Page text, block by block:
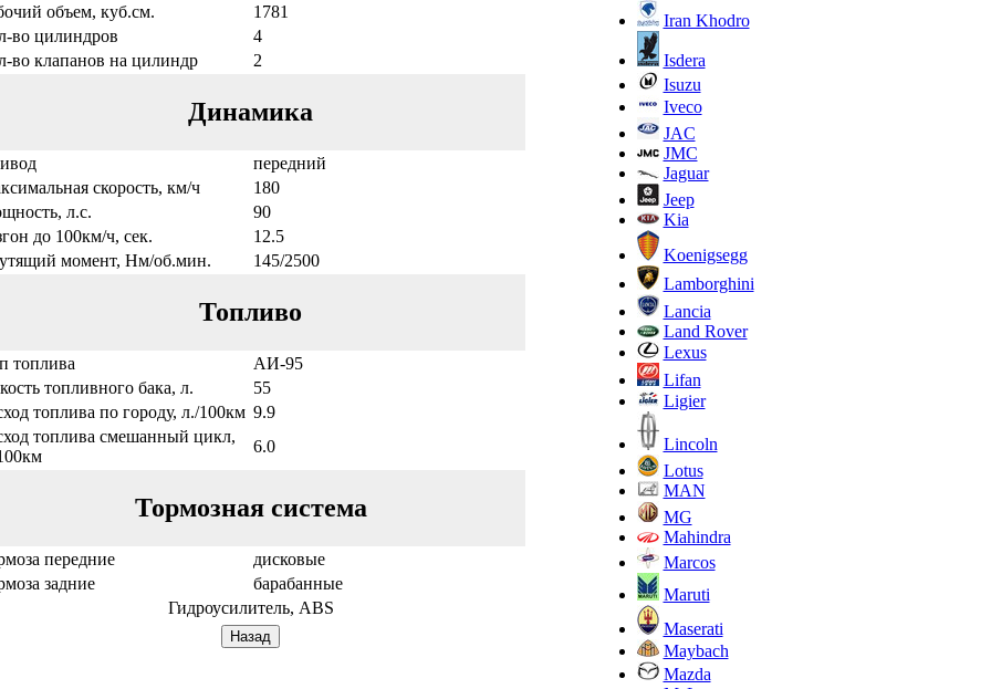
объем, куб.см.
1781
во цилиндров
4
во клапанов на цилиндр
2
Динамика
передний
скорость, км/ч
180
л.с.
90
до 100км/ч, сек.
12.5
момент, Нм/об.мин.
145/2500
Топливо
топлива
АИ-95
топливного бака, л.
55
топлива по городу, л./100км 9.9
топлива смешанный цикл,
6.0
Тормозная система
передние
дисковые
задние
барабанные
Гидроусилитель, ABS
Iran Khodro
Isdera
Isuzu
Iveco
JAC
JMC
Jaguar
Jeep
Kia
Koenigsegg
Lamborghini
Lancia
Land Rover
Lexus
Lifan
Ligier
Lincoln
Lotus
MAN
MG
Mahindra
Marcos
Maruti
Maserati
Maybach
Mazda